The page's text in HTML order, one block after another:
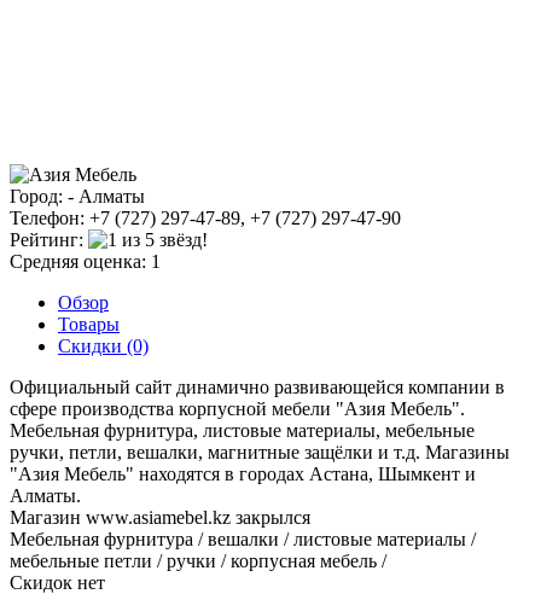
Город: - Алматы
Телефон: +7 (727) 297-47-89, +7 (727) 297-47-90
Рейтинг:
Средняя оценка: 1
Обзор
Товары
Скидки (0)
Официальный сайт динамично развивающейся компании в
сфере производства корпусной мебели "Азия Мебель".
Мебельная фурнитура, листовые материалы, мебельные
ручки, петли, вешалки, магнитные защёлки и т.д. Магазины
"Азия Мебель" находятся в городах Астана, Шымкент и
Алматы.
Магазин www.asiamebel.kz закрылся
Мебельная фурнитура / вешалки / листовые материалы /
мебельные петли / ручки / корпусная мебель /
Скидок нет